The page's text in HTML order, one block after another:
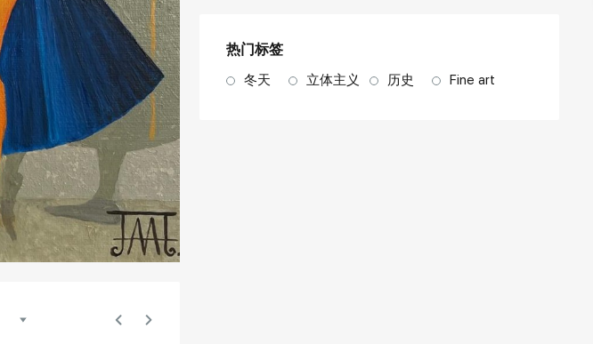
热门标签
冬天 立体主义 历史 Fine art